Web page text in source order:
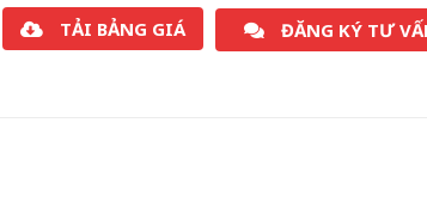
TẢI BẢNG GIÁ ĐĂNG KÝ TƯ